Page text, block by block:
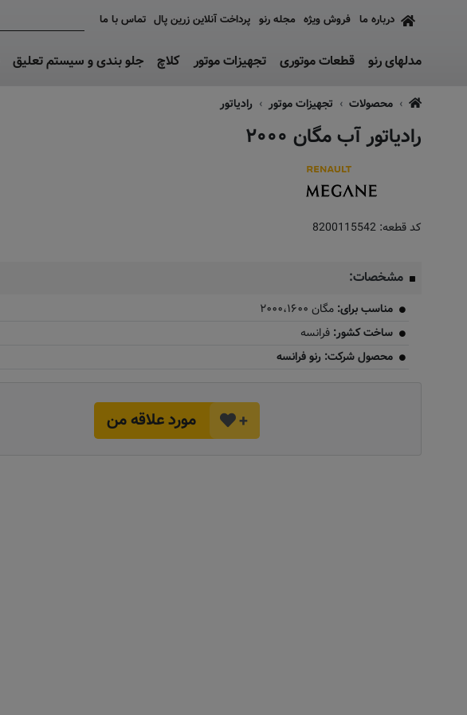
درباره ما فروش ویژه مجله رنو پرداخت آنلاین زرین پال تماس با ما
مدلهای رنو قطعات موتوری تجهیزات موتور کلاچ جلو بندی و سیستم تعلیق
محصولات تجهیزات موتور رادیاتور
رادیاتور آب مگان ۲۰۰۰
کد قطعه: 8200115542
مشخصات:
مناسب برای: مگان ۲۰۰۰،۱۶۰۰
ساخت کشور: فرانسه
محصول شرکت: رنو فرانسه
+ مورد علاقه من